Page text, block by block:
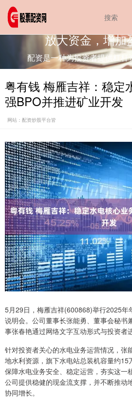
放大资金，增加
配资是一种为投资者提供杠杆
粤有钱 梅雁吉祥：稳定
强BPO并推进矿业开发
网站：配资炒股平台皆
5月29日，梅雁吉祥(600868)举行2025年
说明会。公司董事长张能勇、董事会秘书
事张春艳通过网络文字互动形式与投资者
针对投资者关心的水电业务运营情况，张
地水利资源，旗下水电站总装机容量约
保障水电业务安全、稳定运营，夯实这一
公司提供稳健的现金流支撑，并不断推动
协同增长。